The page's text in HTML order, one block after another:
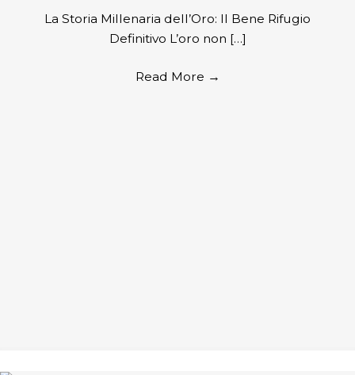
La Storia Millenaria dell’Oro: Il Bene Rifugio
Definitivo L’oro non […]
Read More →